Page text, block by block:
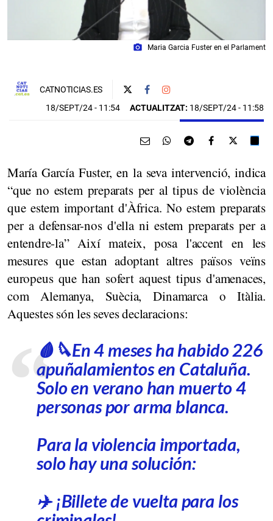
photo_camera Maria Garcia Fuster en el Parlament
CATNOTICIAS.ES
18/SEPT/24- 11:54 ACTUALITZAT: 18/SEPT/24 - 11:58
María García Fuster, en la seva intervenció, indica
“que no estem preparats per al tipus de violència
que estem important d'Àfrica. No estem preparats
per a defensar-nos d'ella ni estem preparats per a
entendre-la” Així mateix, posa l'accent en les
mesures que estan adoptant altres països veïns
europeus que han sofert aquest tipus d'amenaces,
com Alemanya, Suècia, Dinamarca o Itàlia.
Aquestes són les seves declaracions:
🩸🔪En 4 meses ha habido 226
apuñalamientos en Cataluña.
Solo en verano han muerto 4
personas por arma blanca.
Para la violencia importada,
solo hay una solución:
✈️ ¡Billete de vuelta para los